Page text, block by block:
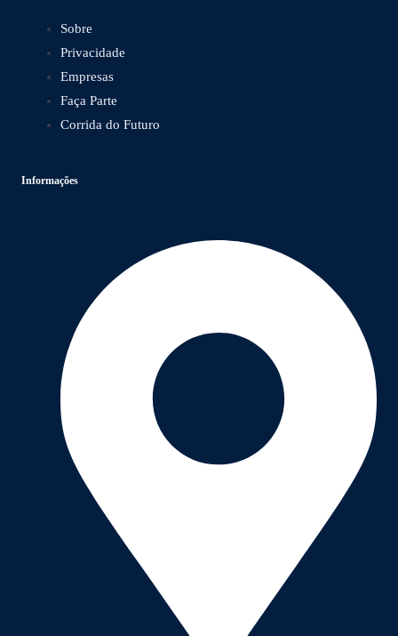
Sobre
Privacidade
Empresas
Faça Parte
Corrida do Futuro
Informações